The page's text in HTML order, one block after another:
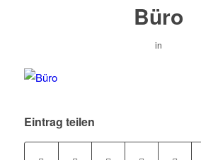
Büro
in
Eintrag teilen